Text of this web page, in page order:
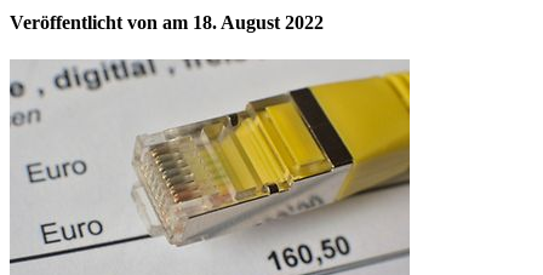
Veröffentlicht von am 18. August 2022